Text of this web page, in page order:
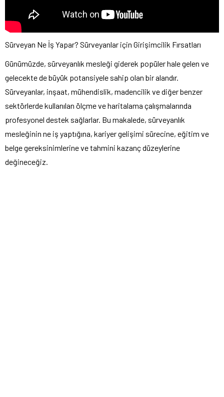
Sürveyan Ne İş Yapar? Sürveyanlar için Girişimcilik Fırsatları
Günümüzde, sürveyanlık mesleği giderek popüler hale gelen ve
gelecekte de büyük potansiyele sahip olan bir alandır.
Sürveyanlar, inşaat, mühendislik, madencilik ve diğer benzer
sektörlerde kullanılan ölçme ve haritalama çalışmalarında
profesyonel destek sağlarlar. Bu makalede, sürveyanlık
mesleğinin ne iş yaptığına, kariyer gelişimi sürecine, eğitim ve
belge gereksinimlerine ve tahmini kazanç düzeylerine
değineceğiz.